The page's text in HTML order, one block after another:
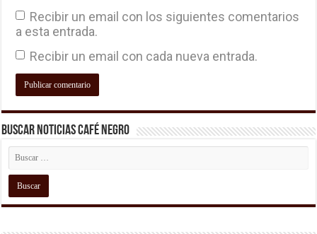
Recibir un email con los siguientes comentarios
a esta entrada.
Recibir un email con cada nueva entrada.
Buscar Noticias Café Negro